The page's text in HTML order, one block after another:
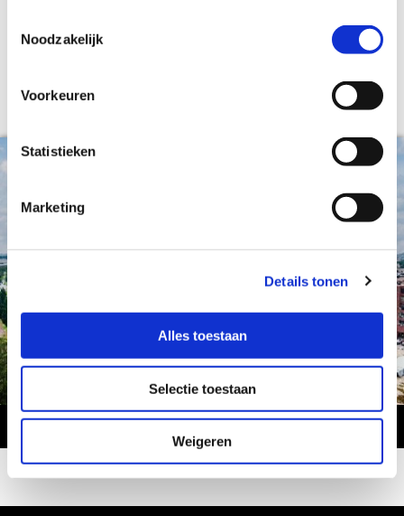
Noodzakelijk
Voorkeuren
Statistieken
Marketing
Details tonen
Alles toestaan
Selectie toestaan
Weigeren